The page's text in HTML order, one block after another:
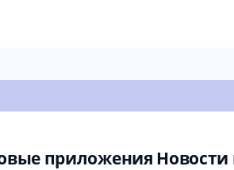
приложения